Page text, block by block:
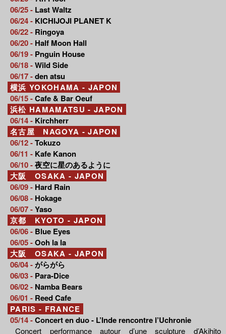
06/25 - Last Waltz
06/24 - KICHIJOJI PLANET K
06/22 - Ringoya
06/20 - Half Moon Hall
06/19 - Pnguin House
06/18 -Wild Side
06/17 -den atsu
横浜 YOKOHAMA - JAPON
06/15 -Cafe & Bar Oeuf
浜松 HAMAMATSU - JAPON
06/14 - Kirchherr
名古屋 NAGOYA - JAPON
06/12 -Tokuzo
06/11 - Kafe Kanon
06/10 -夜空に星のあるように
大阪 OSAKA - JAPON
06/09 - Hard Rain
06/08 - Hokage
06/07 -Yaso
京都 KYOTO - JAPON
06/06 - Blue Eyes
06/05 -Ooh la la
大阪 OSAKA - JAPON
06/04 -がらがら
06/03 - Para-Dice
06/02 - Namba Bears
06/01 - Reed Cafe
PARIS - FRANCE
05/14 -Concert en duo - L’Inde rencontre l’Uchronie
Concert performance autour d’une sculpture d’Akihito